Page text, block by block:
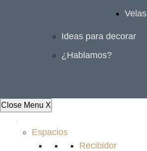
Velas
Ideas para decorar
¿Hablamos?
Close Menu X
Espacios
Recibidor